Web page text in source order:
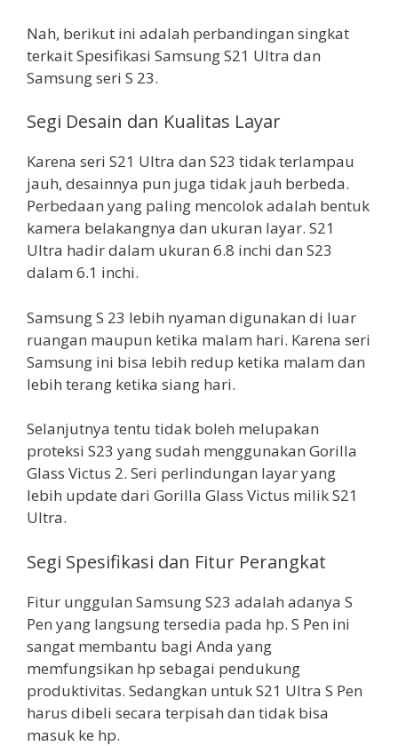
Nah, berikut ini adalah perbandingan singkat
terkait Spesifikasi Samsung S21 Ultra dan
Samsung seri S 23.
Segi Desain dan Kualitas Layar
Karena seri S21 Ultra dan S23 tidak terlampau
jauh, desainnya pun juga tidak jauh berbeda.
Perbedaan yang paling mencolok adalah bentuk
kamera belakangnya dan ukuran layar. S21
Ultra hadir dalam ukuran 6.8 inchi dan S23
dalam 6.1 inchi.
Samsung S 23 lebih nyaman digunakan di luar
ruangan maupun ketika malam hari. Karena seri
Samsung ini bisa lebih redup ketika malam dan
lebih terang ketika siang hari.
Selanjutnya tentu tidak boleh melupakan
proteksi S23 yang sudah menggunakan Gorilla
Glass Victus 2. Seri perlindungan layar yang
lebih update dari Gorilla Glass Victus milik S21
Ultra.
Segi Spesifikasi dan Fitur Perangkat
Fitur unggulan Samsung S23 adalah adanya S
Pen yang langsung tersedia pada hp. S Pen ini
sangat membantu bagi Anda yang
memfungsikan hp sebagai pendukung
produktivitas. Sedangkan untuk S21 Ultra S Pen
harus dibeli secara terpisah dan tidak bisa
masuk ke hp.